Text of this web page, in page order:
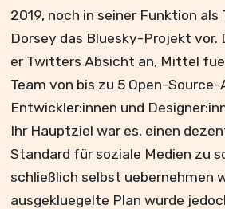
2019, noch in seiner Funktion
Dorsey das Bluesky-Projekt vor.
er Twitters Absicht an, Mittel
Team von bis zu 5 Open-
Entwickler:innen und
Ihr Hauptziel war es, einen
Standard für soziale Medien zu
schließlich selbst uebernehmen
ausgekluegelte Plan wurde